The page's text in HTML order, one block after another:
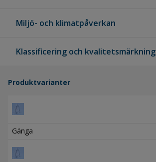
Miljö- och klimatpåverkan
Klassificering och kvalitetsmärkning
Produktvarianter
Gänga